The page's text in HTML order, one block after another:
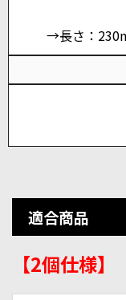
→長さ：
適合商品
【2個仕様】